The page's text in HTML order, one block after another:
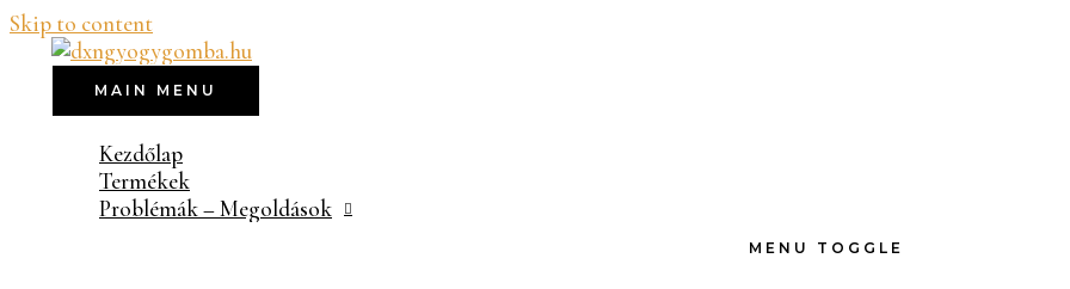
Skip to content
MAIN MENU
Kezdőlap
Termékek
Problémák – Megoldások
MENU TOGGLE